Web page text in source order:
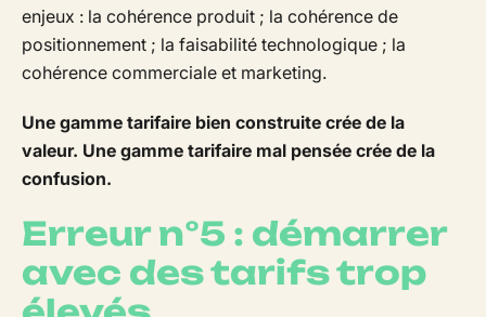
enjeux : la cohérence produit ; la cohérence de
positionnement ; la faisabilité technologique ; la
cohérence commerciale et marketing.
Une gamme tarifaire bien construite crée de la
valeur. Une gamme tarifaire mal pensée crée de la
confusion.
Erreur n°5 : démarrer
avec des tarifs trop